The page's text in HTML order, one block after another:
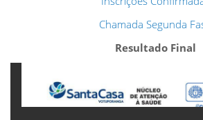
TODOS OS CAMPOS SÃO
Chamada Segunda
Resultado Final